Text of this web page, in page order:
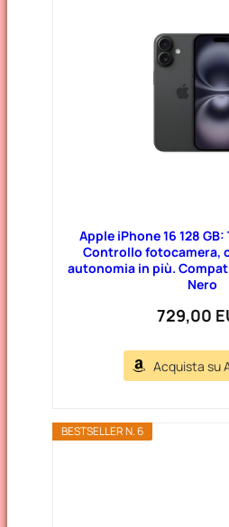
Apple iPhone 16 128
Controllo fotocamera,
autonomia in più.
Nero
729,00
Acquista su
BESTSELLER N. 6